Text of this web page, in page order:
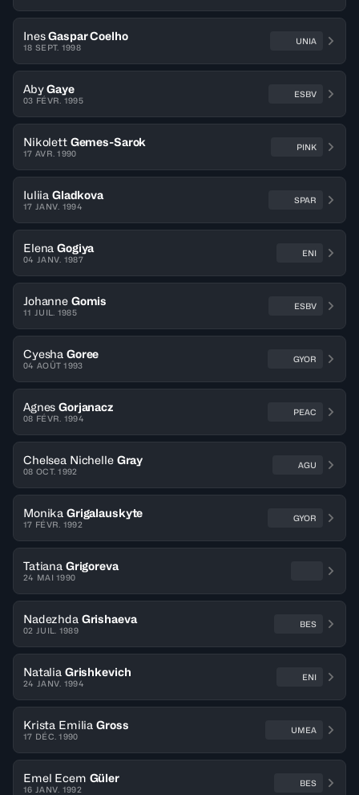
Ines Gaspar Coelho
18 SEPT. 1998
UNIA
Aby Gaye
03 FÉVR. 1995
ESBV
Nikolett Gemes-Sarok
17 AVR. 1990
PINK
Iuliia Gladkova
17 JANV. 1994
SPAR
Elena Gogiya
04 JANV. 1987
ENI
Johanne Gomis
11 JUIL. 1985
ESBV
Cyesha Goree
04 AOÛT 1993
GYOR
Agnes Gorjanacz
08 FÉVR. 1994
PEAC
Chelsea Nichelle Gray
08 OCT. 1992
AGU
Monika Grigalauskyte
17 FÉVR. 1992
GYOR
Tatiana Grigoreva
24 MAI 1990
Nadezhda Grishaeva
02 JUIL. 1989
BES
Natalia Grishkevich
24 JANV. 1994
ENI
Krista Emilia Gross
17 DÉC. 1990
UMEA
Emel Ecem Güler
16 JANV. 1992
BES